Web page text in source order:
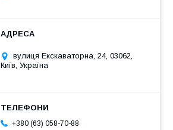
вулиця Екскаваторна, 24, 03062,
Київ, Україна
+380 (63) 058-70-88